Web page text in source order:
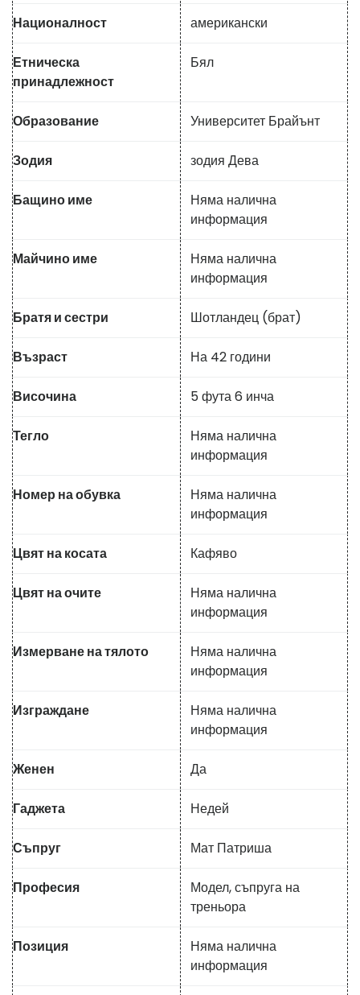
Националност американски
Етническа
принадлежност
Бял
Образование Университет Брайънт
Зодия зодия Дева
Бащино име
Няма налична
информация
Майчино име
Няма налична
информация
Братя и сестри Шотландец (брат)
Възраст На 42 години
Височина 5 фута 6 инча
Тегло
Няма налична
информация
Номер на обувка
Няма налична
информация
Цвят на косата Кафяво
Цвят на очите
Няма налична
информация
Измерване на тялото
Няма налична
информация
Изграждане
Няма налична
информация
Женен Да
Гаджета Недей
Съпруг Мат Патриша
Професия
Модел, съпруга на
треньора
Позиция
Няма налична
информация